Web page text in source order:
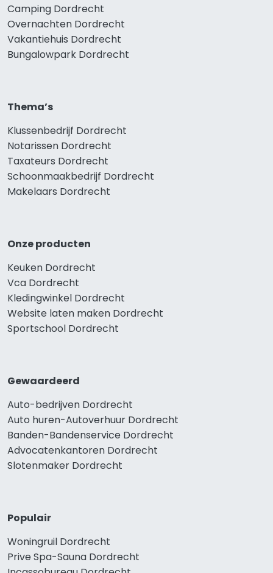
Camping Dordrecht
Overnachten Dordrecht
Vakantiehuis Dordrecht
Bungalowpark Dordrecht
Thema’s
Klussenbedrijf Dordrecht
Notarissen Dordrecht
Taxateurs Dordrecht
Schoonmaakbedrijf Dordrecht
Makelaars Dordrecht
Onze producten
Keuken Dordrecht
Vca Dordrecht
Kledingwinkel Dordrecht
Website laten maken Dordrecht
Sportschool Dordrecht
Gewaardeerd
Auto-bedrijven Dordrecht
Auto huren-Autoverhuur Dordrecht
Banden-Bandenservice Dordrecht
Advocatenkantoren Dordrecht
Slotenmaker Dordrecht
Populair
Woningruil Dordrecht
Prive Spa-Sauna Dordrecht